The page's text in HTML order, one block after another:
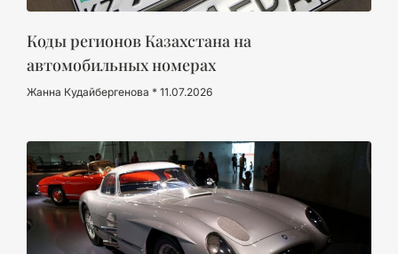
Коды регионов Казахстана на
автомобильных номерах
Жанна Кудайбергенова 11.07.2026